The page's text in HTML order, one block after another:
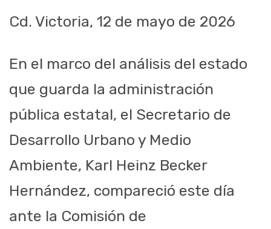
Cd. Victoria, 12 de mayo de 2026
En el marco del análisis del estado
que guarda la administración
pública estatal, el Secretario de
Desarrollo Urbano y Medio
Ambiente, Karl Heinz Becker
Hernández, compareció este día
ante la Comisión de